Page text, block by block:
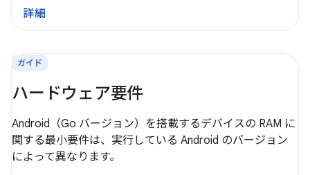
詳細
ガイド
ハードウェア要件
Android（Go バージョン）を搭載するデバイスの RAM に
関する最小要件は、実行している Android のバージョン
によって異なります。